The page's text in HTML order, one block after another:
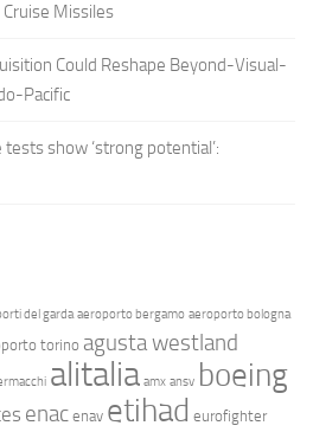
Missiles
Could Reshape Beyond-Visual-
Pacific
tests show ‘strong potential’:
del garda aeroporto bergamo aeroporto bologna
torino agusta westland
alitalia amx ansv boeing
enac enav etihad eurofighter